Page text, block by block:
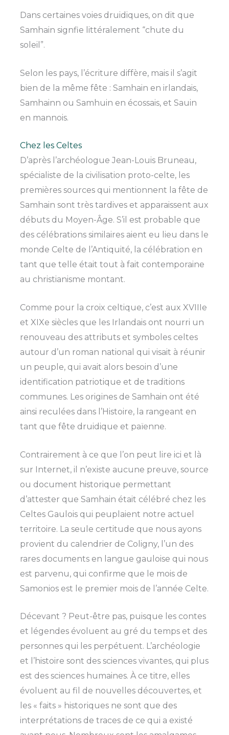
Dans certaines voies druidiques, on dit que
Samhain signfie littéralement “chute du
soleil”.
Selon les pays, l’écriture diffère, mais il s’agit
bien de la même fête : Samhain en irlandais,
Samhainn ou Samhuin en écossais, et Sauin
en mannois.
Chez les Celtes
D’après l’archéologue Jean-Louis Bruneau,
spécialiste de la civilisation proto-celte, les
premières sources qui mentionnent la fête de
Samhain sont très tardives et apparaissent aux
débuts du Moyen-Âge. S’il est probable que
des célébrations similaires aient eu lieu dans le
monde Celte de l’Antiquité, la célébration en
tant que telle était tout à fait contemporaine
au christianisme montant.
Comme pour la croix celtique, c’est aux XVIIIe
et XIXe siècles que les Irlandais ont nourri un
renouveau des attributs et symboles celtes
autour d’un roman national qui visait à réunir
un peuple, qui avait alors besoin d’une
identification patriotique et de traditions
communes. Les origines de Samhain ont été
ainsi reculées dans l’Histoire, la rangeant en
tant que fête druidique et païenne.
Contrairement à ce que l’on peut lire ici et là
sur Internet, il n’existe aucune preuve, source
ou document historique permettant
d’attester que Samhain était célébré chez les
Celtes Gaulois qui peuplaient notre actuel
territoire. La seule certitude que nous ayons
provient du calendrier de Coligny, l’un des
rares documents en langue gauloise qui nous
est parvenu, qui confirme que le mois de
Samonios est le premier mois de l’année Celte.
Décevant ? Peut-être pas, puisque les contes
et légendes évoluent au gré du temps et des
personnes qui les perpétuent. L’archéologie
et l’histoire sont des sciences vivantes, qui plus
est des sciences humaines. À ce titre, elles
évoluent au fil de nouvelles découvertes, et
les « faits » historiques ne sont que des
interprétations de traces de ce qui a existé